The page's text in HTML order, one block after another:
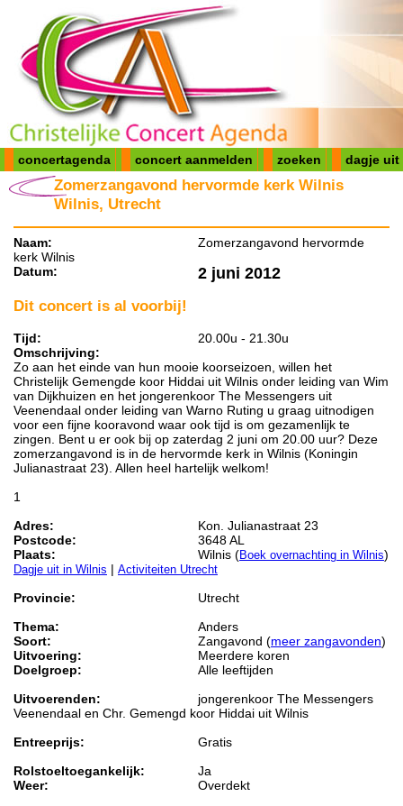
concertagenda concert aanmelden zoeken dagje uit
Zomerzangavond hervormde kerk Wilnis
Wilnis, Utrecht
Naam:
Zomerzangavond hervormde
kerk Wilnis
Datum:
2 juni 2012
Dit concert is al voorbij!
Tijd:
20.00u - 21.30u
Omschrijving:
Zo aan het einde van hun mooie koorseizoen, willen het
Christelijk Gemengde koor Hiddai uit Wilnis onder leiding van Wim
van Dijkhuizen en het jongerenkoor The Messengers uit
Veenendaal onder leiding van Warno Ruting u graag uitnodigen
voor een fijne kooravond waar ook tijd is om gezamenlijk te
zingen. Bent u er ook bij op zaterdag 2 juni om 20.00 uur? Deze
zomerzangavond is in de hervormde kerk in Wilnis (Koningin
Julianastraat 23). Allen heel hartelijk welkom!
1
Adres:
Kon. Julianastraat 23
Postcode:
3648 AL
Plaats:
Wilnis (Boek overnachting in Wilnis)
Dagje uit in Wilnis | Activiteiten Utrecht
Provincie:
Utrecht
Thema:
Anders
Soort:
Zangavond (meer zangavonden)
Uitvoering:
Meerdere koren
Doelgroep:
Alle leeftijden
Uitvoerenden:
jongerenkoor The Messengers
Veenendaal en Chr. Gemengd koor Hiddai uit Wilnis
Entreeprijs:
Gratis
Rolstoeltoegankelijk:
Ja
Weer:
Overdekt